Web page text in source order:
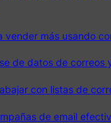
vender más usando
de datos de
con listas de
de email